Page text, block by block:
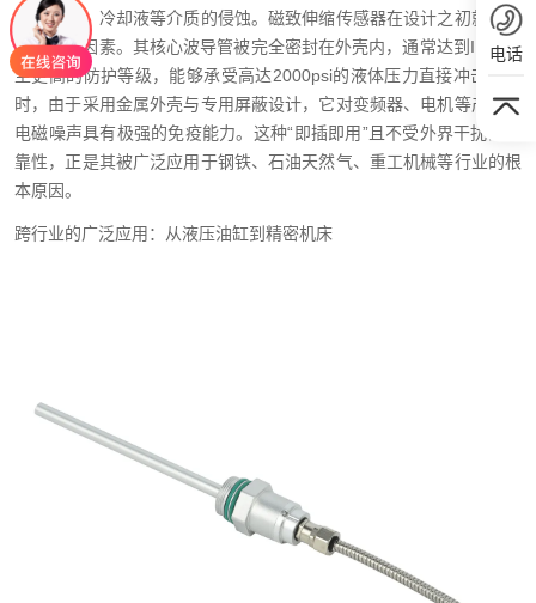
及液压油、冷却液等介质的侵蚀。磁致伸缩传感器在设计之初就考虑
到了这些因素。其核心波导管被完全密封在外壳内，通常达到IP67甚
至更高的防护等级，能够承受高达2000psi的液体压力直接冲击。同
时，由于采用金属外壳与专用屏蔽设计，它对变频器、电机等产生的
电磁噪声具有极强的免疫能力。这种“即插即用”且不受外界干扰的可
靠性，正是其被广泛应用于钢铁、石油天然气、重工机械等行业的根
本原因。
跨行业的广泛应用：从液压油缸到精密机床
电话